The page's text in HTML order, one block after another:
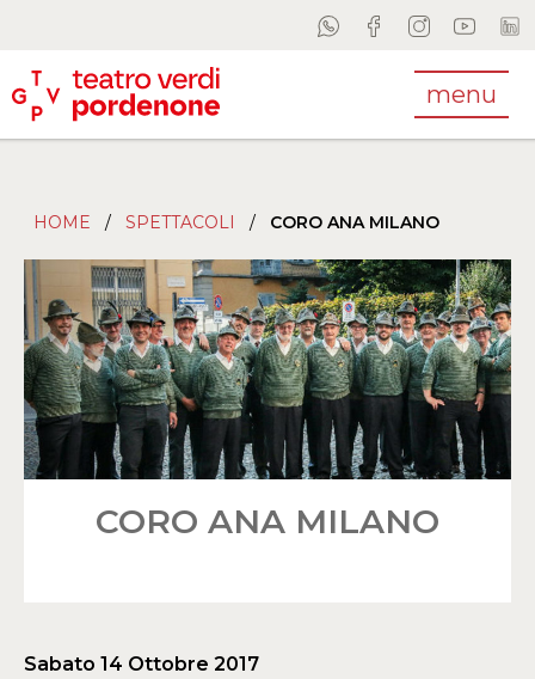
menu
HOME / SPETTACOLI / CORO ANA MILANO
CORO ANA MILANO
Sabato 14 Ottobre 2017